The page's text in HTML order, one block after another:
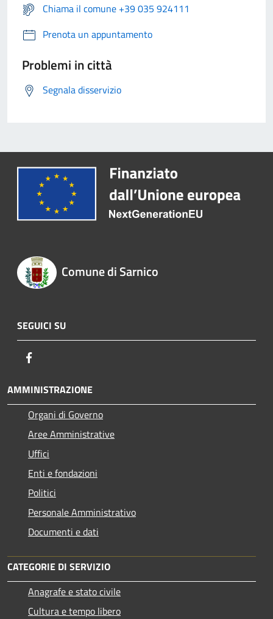
Chiama il comune +39 035 924111
Prenota un appuntamento
Problemi in città
Segnala disservizio
Comune di Sarnico
SEGUICI SU
AMMINISTRAZIONE
Organi di Governo
Aree Amministrative
Uffici
Enti e fondazioni
Politici
Personale Amministrativo
Documenti e dati
CATEGORIE DI SERVIZIO
Anagrafe e stato civile
Cultura e tempo libero